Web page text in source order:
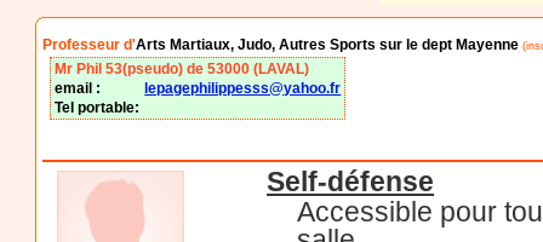
Professeur d'Arts Martiaux, Judo, Autres Sports sur le dept Mayenne
Mr Phil 53(pseudo) de 53000 (LAVAL)
email :
lepagephilippesss@yahoo.fr
Tel portable:
Self-défense
Accessible pour